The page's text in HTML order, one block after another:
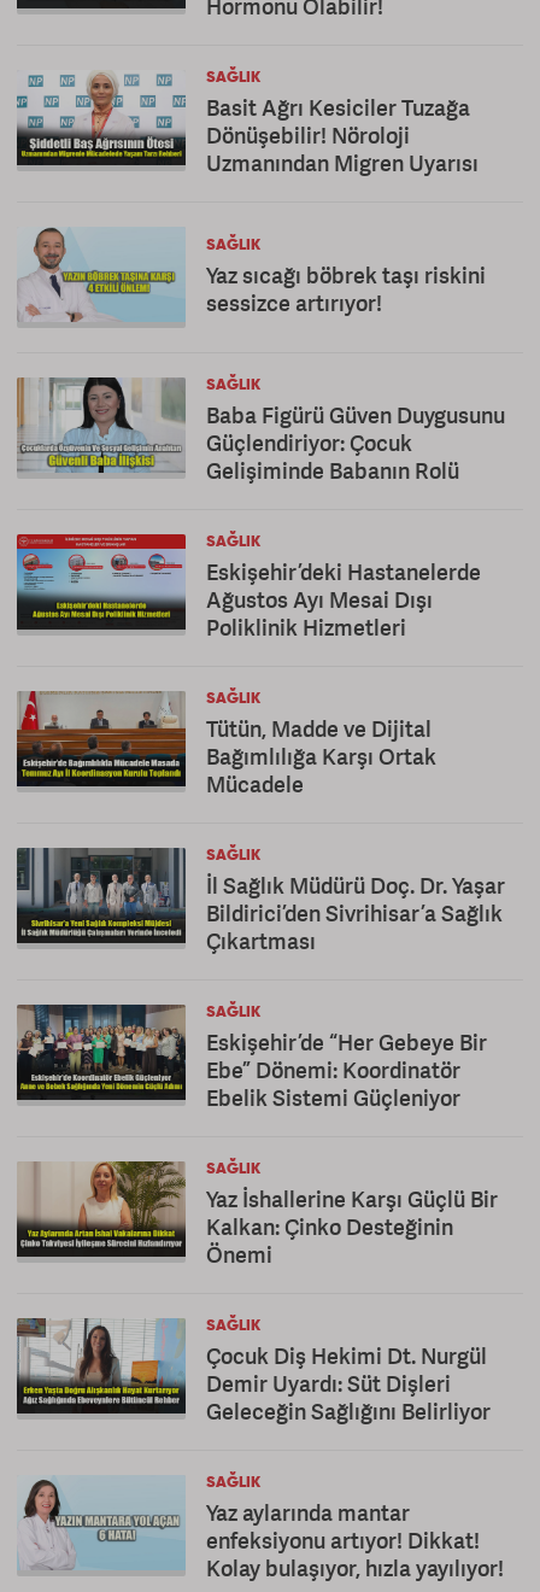
Hormonu Olabilir!
SAĞLIK
Basit Ağrı Kesiciler Tuzağa
Dönüşebilir! Nöroloji
Uzmanından Migren Uyarısı
SAĞLIK
Yaz sıcağı böbrek taşı riskini
sessizce artırıyor!
SAĞLIK
Baba Figürü Güven Duygusunu
Güçlendiriyor: Çocuk
Gelişiminde Babanın Rolü
SAĞLIK
Eskişehir’deki Hastanelerde
Ağustos Ayı Mesai Dışı
Poliklinik Hizmetleri
SAĞLIK
Tütün, Madde ve Dijital
Bağımlılığa Karşı Ortak
Mücadele
SAĞLIK
İl Sağlık Müdürü Doç. Dr. Yaşar
Bildirici’den Sivrihisar’a Sağlık
Çıkartması
SAĞLIK
Eskişehir’de “Her Gebeye Bir
Ebe” Dönemi: Koordinatör
Ebelik Sistemi Güçleniyor
SAĞLIK
Yaz İshallerine Karşı Güçlü Bir
Kalkan: Çinko Desteğinin
Önemi
SAĞLIK
Çocuk Diş Hekimi Dt. Nurgül
Demir Uyardı: Süt Dişleri
Geleceğin Sağlığını Belirliyor
SAĞLIK
Yaz aylarında mantar
enfeksiyonu artıyor! Dikkat!
Kolay bulaşıyor, hızla yayılıyor!